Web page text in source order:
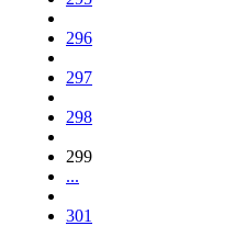
296
297
298
299
...
301